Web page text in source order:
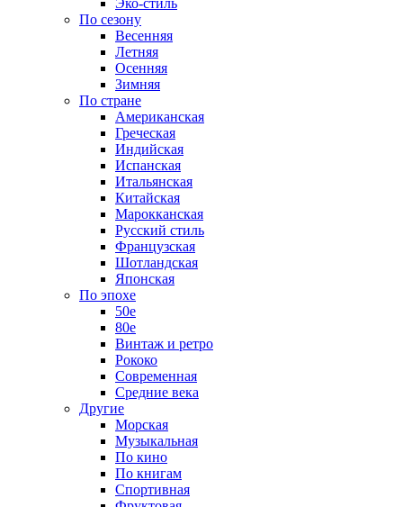
Эко-стиль
По сезону
Весенняя
Летняя
Осенняя
Зимняя
По стране
Американская
Греческая
Индийская
Испанская
Итальянская
Китайская
Марокканская
Русский стиль
Французская
Шотландская
Японская
По эпохе
50е
80е
Винтаж и ретро
Рококо
Современная
Средние века
Другие
Морская
Музыкальная
По кино
По книгам
Спортивная